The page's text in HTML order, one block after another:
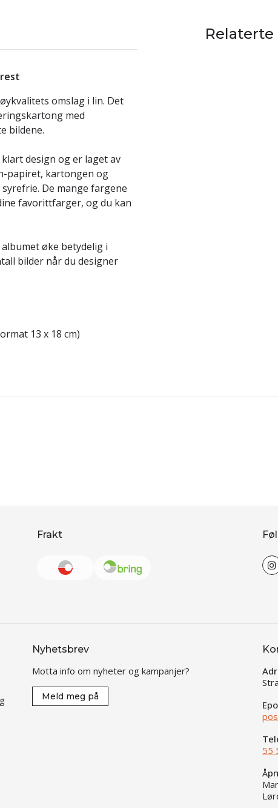
omslag i lin. Det
med
bildene.
design og er laget av
papiret, kartongen og
De mange fargene
favorittfarger, og du kan
øke betydelig i
bilder når du designer
13 x 18 cm)
Frakt
Nyhetsbrev
Motta info om nyheter og kampanjer?
Meld meg på
55